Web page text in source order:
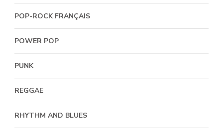
POP-ROCK FRANÇAIS
POWER POP
PUNK
REGGAE
RHYTHM AND BLUES